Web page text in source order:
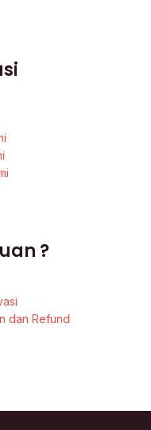
?
dan Refund